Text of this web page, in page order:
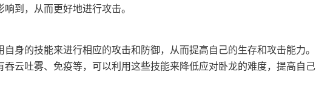
到，从而更好地进行攻击。
身的技能来进行相应的攻击和防御，从而提高自己的生存和攻击能力。
吞云吐雾、免疫等，可以利用这些技能来降低应对卧龙的难度，提高自己